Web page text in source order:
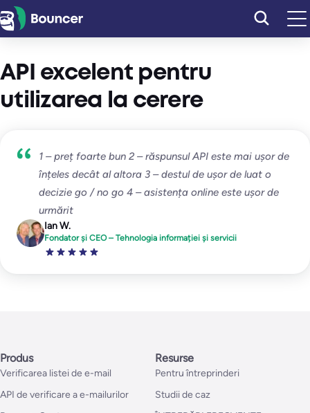
Sari
la
API excelent pentru
utilizarea la cerere
1 – preț foarte bun 2 – răspunsul API este mai ușor de
înțeles decât al altora 3 – destul de ușor de luat o
decizie go / no go 4 – asistența online este ușor de
urmărit
Ian W.
Fondator și CEO – Tehnologia informației și servicii
Produs
Verificarea listei de e-mail
API de verificare a e-mailurilor
Resurse
Pentru întreprinderi
Studii de caz